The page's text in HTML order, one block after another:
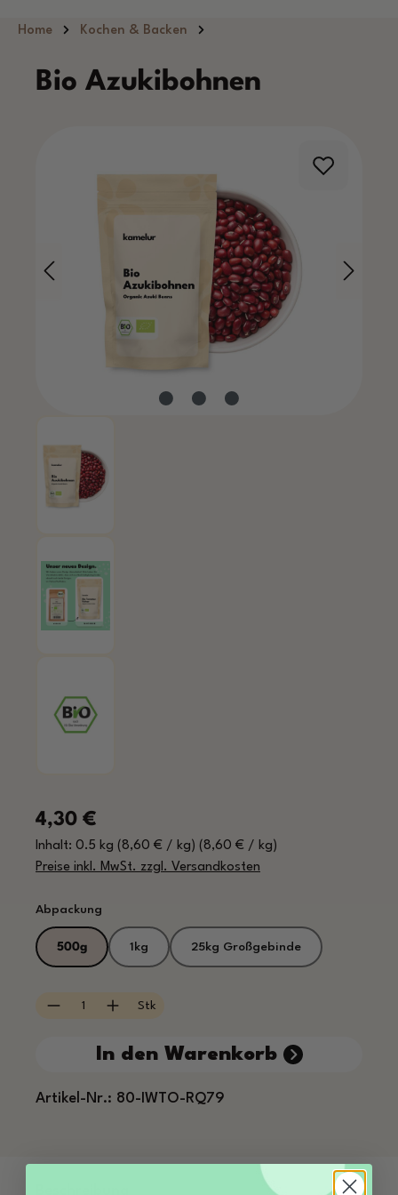
Hauptinhalt springen
Home Kochen & Backen
Bio Azukibohnen
Regulärer Preis:
4,30 €
Inhalt: 0.5 kg (8,60 € / kg) (8,60 € / kg)
Preise inkl. MwSt. zzgl. Versandkosten
Abpackung
500g 1kg 25kg Großgebinde
Produkt Anzahl: Gib den gewünschten
Stk
In den Warenkorb
Artikel-Nr.: 80-IWTO-RQ79